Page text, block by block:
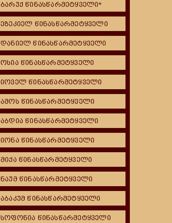
ბარუქ წინასწარმეტყველი*
ეზეკიელ წინასწარმეტყველი
დანიელ წინასწარმეტყველი
ოსია წინასწარმეტყველი
იოველ წინასწარმეტყველი
ამოს წინასწარმეტყველი
აბდია წინასწარმეტყველი
იონა წინასწარმეტყველი
მიქა წინასწარმეტყველი
ნაუმ წინასწარმეტყველი
აბაკუმ წინასწარმეტყველი
სოფონია წინასწარმეტყველი